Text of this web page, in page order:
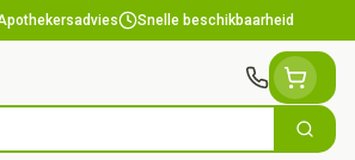
Snelle beschikbaarheid
Zoek